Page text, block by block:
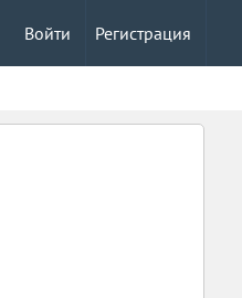
Регистрация
Войти